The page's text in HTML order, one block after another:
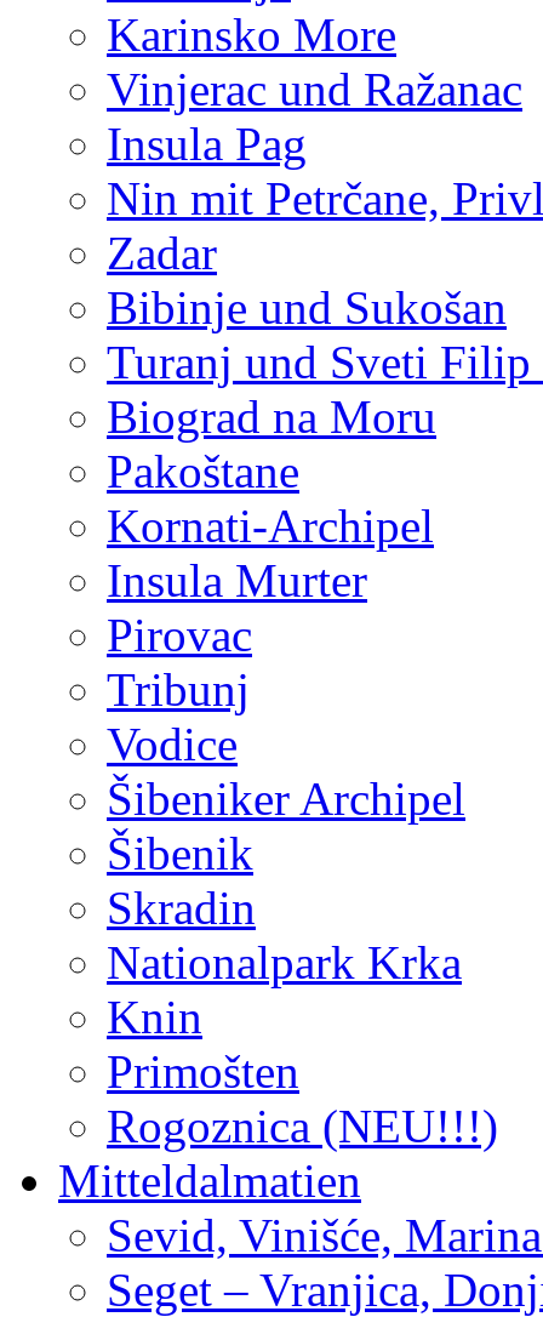
Karinsko More
Vinjerac und Ražanac
Insula Pag
Nin mit Petrčane,
Zadar
Bibinje und Sukošan
Turanj und Sveti Filip
Biograd na Moru
Pakoštane
Kornati-Archipel
Insula Murter
Pirovac
Tribunj
Vodice
Šibeniker Archipel
Šibenik
Skradin
Nationalpark Krka
Knin
Primošten
Rogoznica (NEU!!!)
Mitteldalmatien
Sevid, Vinišće,
Seget – Vranjica,